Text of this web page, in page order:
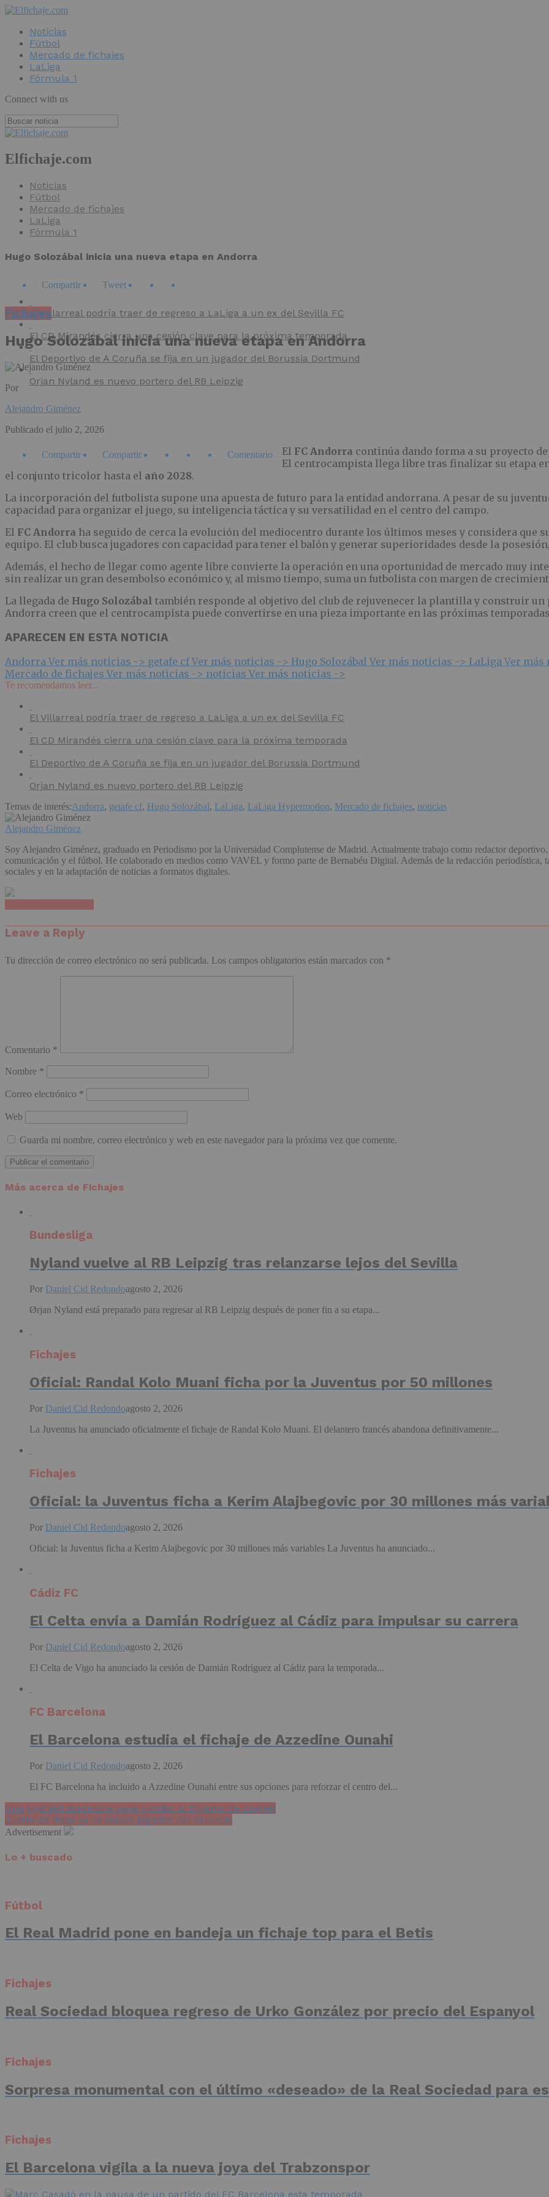
Noticias
Fútbol
Mercado de fichajes
LaLiga
Fórmula 1
Connect with us
Elfichaje.com
Noticias
Fútbol
Mercado de fichajes
LaLiga
Fórmula 1
Hugo Solozábal inicia una nueva etapa en Andorra
Compartir Tweet
El Villarreal podría traer de regreso a LaLiga a un ex del Sevilla FC
El CD Mirandés cierra una cesión clave para la próxima temporada
El Deportivo de A Coruña se fija en un jugador del Borussia Dortmund
Orjan Nyland es nuevo portero del RB Leipzig
Fichajes
Hugo Solozábal inicia una nueva etapa en Andorra
Por
Alejandro Giménez
Publicado el julio 2, 2026
Compartir Compartir Comentario El FC Andorra continúa dando forma a su proyecto
El centrocampista llega libre tras finalizar su etapa
el conjunto tricolor hasta el año 2028.
La incorporación del futbolista supone una apuesta de futuro para la entidad andorrana. A pesar de su
capacidad para organizar el juego, su inteligencia táctica y su versatilidad en el centro del campo.
El FC Andorra ha seguido de cerca la evolución del mediocentro durante los últimos meses y considera que
equipo. El club busca jugadores con capacidad para tener el balón y generar superioridades desde la
Además, el hecho de llegar como agente libre convierte la operación en una oportunidad de mercado muy
sin realizar un gran desembolso económico y, al mismo tiempo, suma un futbolista con margen de
La llegada de Hugo Solozábal también responde al objetivo del club de rejuvenecer la plantilla y construir
Andorra creen que el centrocampista puede convertirse en una pieza importante en las próximas
APARECEN EN ESTA NOTICIA
Andorra Ver más noticias -> getafe cfVer más noticias -> Hugo Solozábal Ver más noticias -> LaLiga Ver
Mercado de fichajes Ver más noticias -> noticias Ver más noticias ->
Te recomendamos leer...
El Villarreal podría traer de regreso a LaLiga a un ex del Sevilla FC
El CD Mirandés cierra una cesión clave para la próxima temporada
El Deportivo de A Coruña se fija en un jugador del Borussia Dortmund
Orjan Nyland es nuevo portero del RB Leipzig
Temas de interés:Andorra, getafe cf, Hugo Solozábal, LaLiga, LaLiga Hypermotion, Mercado de fichajes, noticias
Alejandro Giménez
Soy Alejandro Giménez, graduado en Periodismo por la Universidad Complutense de Madrid. Actualmente trabajo como redactor
comunicación y el fútbol. He colaborado en medios como VAVEL y formo parte de Bernabéu Digital. Además de la redacción periodística,
sociales y en la adaptación de noticias a formatos digitales.
Leave a Reply
Tu dirección de correo electrónico no será publicada. Los campos obligatorios están marcados con *
Comentario *
Nombre *
Correo electrónico *
Web
Guarda mi nombre, correo electrónico y web en este navegador para la próxima vez que comente.
Más acerca de Fichajes
Bundesliga
Nyland vuelve al RB Leipzig tras relanzarse lejos del Sevilla
Por Daniel Cid Redondoagosto 2, 2026
Ørjan Nyland está preparado para regresar al RB Leipzig después de poner fin a su etapa...
Fichajes
Oficial: Randal Kolo Muani ficha por la Juventus por 50 millones
Por Daniel Cid Redondoagosto 2, 2026
La Juventus ha anunciado oficialmente el fichaje de Randal Kolo Muani. El delantero francés abandona definitivamente...
Fichajes
Oficial: la Juventus ficha a Kerim Alajbegovic por 30 millones más
Por Daniel Cid Redondoagosto 2, 2026
Oficial: la Juventus ficha a Kerim Alajbegovic por 30 millones más variables La Juventus ha anunciado...
Cádiz FC
El Celta envía a Damián Rodríguez al Cádiz para impulsar su carrera
Por Daniel Cid Redondoagosto 2, 2026
El Celta de Vigo ha anunciado la cesión de Damián Rodríguez al Cádiz para la temporada...
FC Barcelona
El Barcelona estudia el fichaje de Azzedine Ounahi
Por Daniel Cid Redondoagosto 2, 2026
El FC Barcelona ha incluido a Azzedine Ounahi entre sus opciones para reforzar el centro del...
Una joya del Barcelona pone rumbo al Dinamo de Zagreb
Justin de Haas ya es nuevo jugador del Valencia
Advertisement
Lo + buscado
Fútbol
El Real Madrid pone en bandeja un fichaje top para el Betis
Fichajes
Real Sociedad bloquea regreso de Urko González por precio del Espanyol
Fichajes
Sorpresa monumental con el último «deseado» de la Real Sociedad para
Fichajes
El Barcelona vigila a la nueva joya del Trabzonspor